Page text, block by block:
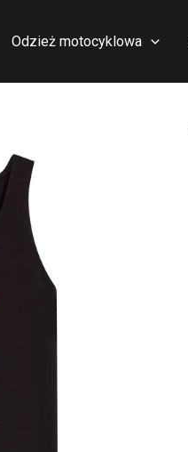
Odzież motocyklowa